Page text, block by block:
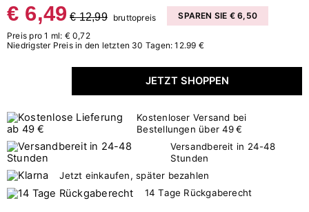
€ 6,49 € 12,99 bruttopreis
SPAREN SIE € 6,50
Preis pro 1 ml: € 0,72
Niedrigster Preis in den letzten 30 Tagen: 12.99 €
JETZT SHOPPEN
Kostenloser Versand bei
Bestellungen über 49 €
Versandbereit in 24-48
Stunden
Jetzt einkaufen, später bezahlen
14 Tage Rückgaberecht